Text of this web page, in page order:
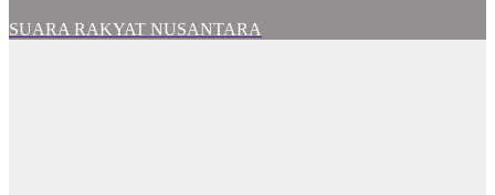
SUARA RAKYAT NUSANTARA